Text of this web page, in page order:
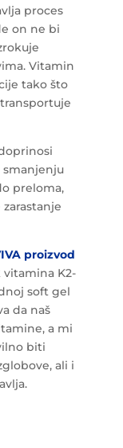
proces
on ne bi
Vitamin
tako što
smanjenju
preloma,
proizvod
K2-
soft gel
da naš
a mi
biti
ali i